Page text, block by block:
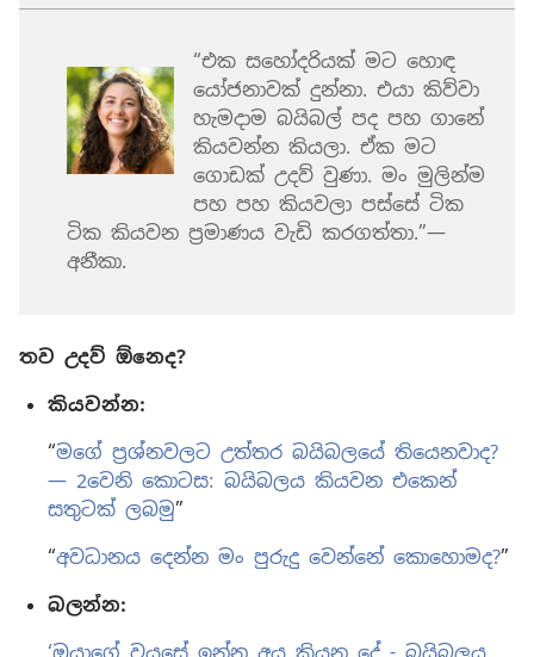
“එක සහෝදරියක් මට හොඳ
යෝජනාවක් දුන්නා. එයා කිව්වා
හැමදාම බයිබල් පද පහ ගානේ
කියවන්න කියලා. ඒක මට
ගොඩක් උදව් වුණා. මං මුලින්ම
පහ පහ කියවලා පස්සේ ටික
ටික කියවන ප්‍රමාණය වැඩි කරගත්තා.”—
අනීකා.
තව උදව් ඕනෙද?
කියවන්න:
“මගේ ප්‍රශ්නවලට උත්තර බයිබලයේ තියෙනවාද?
— 2වෙනි කොටස: බයිබලය කියවන එකෙන්
සතුටක් ලබමු”
“අවධානය දෙන්න මං පුරුදු වෙන්නේ කොහොමද?”
බලන්න: